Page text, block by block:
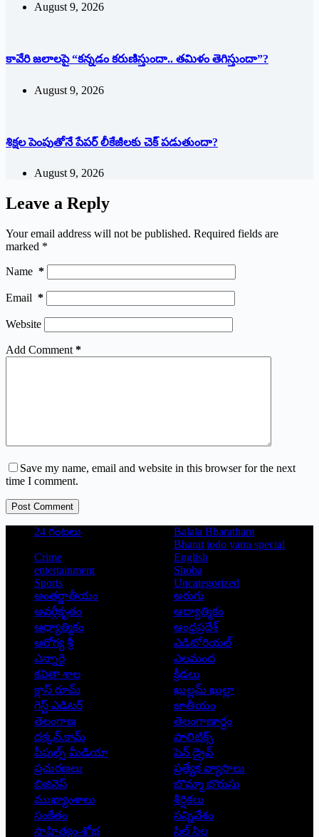
August 9, 2026
కావేరి జలాలపై “కన్నడం కరుణిస్తుందా.. తమిళం తెగిస్తుందా”?
August 9, 2026
శిక్షల పెంపుతోనే పేపర్ లీకేజీలకు చెక్ పడుతుందా?
August 9, 2026
Leave a Reply
Your email address will not be published. Required fields are
marked *
Name *
Email *
Website
Add Comment *
Save my name, email and website in this browser for the next
time I comment.
Post Comment
24 గంటలు
Balala Bharatham
Bharat jodo yatra special
Crime
English
entertainment
Shoba
Sports
Uncategorized
అంతర్జాతీయం
అరుగు
అవర్గీకృతం
ఆద్యాత్మికం
ఆధ్యాత్మికం
ఆంధ్రప్రదేశ్
ఆరోగ్య శ్రీ
ఎడిటోరియల్
ఎన్నారై
ఎలమంద
కవితా శాల
క్రీడలు
క్లాస్ రూమ్
ఖుల్లమ్ ఖుల్లా
గెస్ట్ ఎడిటర్
జాతీయం
తెలంగాణ
తెలంగాణార్థం
దక్కన్.కామ్
పాలిటిక్స్
పీపుల్స్ ‌మీడియా
పెన్ డ్రైవ్
ప్రచురణలు
ప్రత్యేక వ్యాసాలు
బిజినెస్
బొమ్మా బొరుసు
ముఖ్యాంశాలు
శీర్షికలు
సంకేతం
సన్నివేశం
సాహిత్యం-శోభ
సిల్ సిల